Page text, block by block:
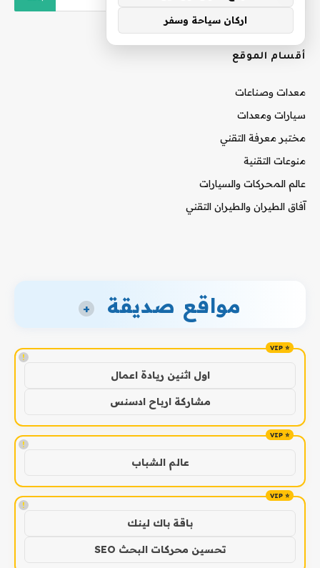
أقسام الموقع
معدات وصناعات
سيارات ومعدات
مختبر معرفة التقني
منوعات التقنية
عالم المحركات والسيارات
آفاق الطيران والطيران التقني
مواقع صديقة +
!
اول اثنين ريادة اعمال
مشاركة ارباح ادسنس
!
عالم الشباب
!
باقة باك لينك
تحسين محركات البحث SEO
اركان سياحة وسفر